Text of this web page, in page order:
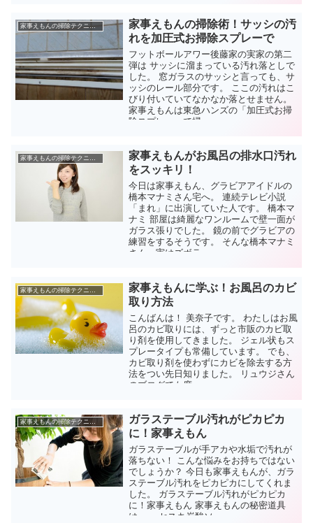
家事えもんの掃除テクニック
家事えもんの掃除術！サッシの汚
れを加圧式お掃除スプレーで
フットボールアワー後藤家の実家の第二
弾は サッシに溜まっている汚れ落としで
した。 窓ガラスのサッシと言っても、サ
ッシのレール部分です。 ここの汚れはこ
びり付いていてなかなか落とせません。
家事えもんは東急ハンズの「加圧式お掃
除スプレー」で掃...
家事えもんがお風呂の排水口汚れ
をスッキリ！
今日は家事えもん、グラビアアイドルの
橋本マナミさん宅へ。 連続テレビ小説
「まれ」に出演していた人です。 橋本マ
ナミ 部屋は綺麗なワンルームで壁一面が
ガラス張りでした。 鏡の前でグラビアの
練習をするそうです。 そんな橋本マナミ
さん、実はズボラ...
家事えもんに学ぶ！お風呂のカビ
取り方法
こんばんは！ 美奈子です。 わたしはお風
呂のカビ取りには、ずっと市販のカビ取
り剤を使用してきました。 ジェル状もス
プレータイプも常備しています。 でも、
カビ取り剤を使わずにカビを除去する方
法をつい先日知りました。 リュウジさん
のブログでも度...
家事えもんの掃除テクニック
ガラステーブル汚れがピカピカ
に！家事えもん
ガラステーブルが手アカや水垢で汚れが
落ちない！ こんな悩みをお持ちではない
でしょうか？ 今日も家事えもんが、ガラ
ステーブル汚れをピカピカにしてくれま
した。 ガラステーブル汚れがピカピカ
に！家事えもん 家事えもんの秘密道具
は・・ セスキ炭酸ソ...